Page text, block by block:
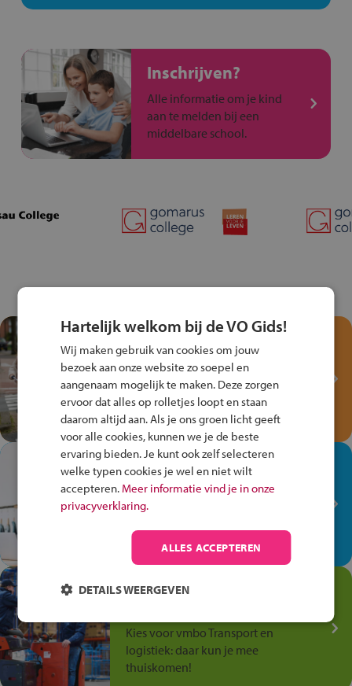
Inschrijven?
Alle informatie om je kind
aan te melden bij een
middelbare school.
Test je kennis met het
Fiets Veilig
Verkeersspel!
Speel het Fiets Veilig Verkeersspel
en win een Cortina-fiets!
In de winkel ben je op je
plek!
Ontdek via het vmbo jouw talent
anders is!
Jouw talent in de
Kies voor vmbo Transport en
logistiek: daar kun je mee
thuiskomen!
Hartelijk welkom bij de VO Gids!
Wij maken gebruik van cookies om jouw
bezoek aan onze website zo soepel en
aangenaam mogelijk te maken. Deze zorgen
ervoor dat alles op rolletjes loopt en staan
daarom altijd aan. Als je ons groen licht geeft
voor alle cookies, kunnen we je de beste
ervaring bieden. Je kunt ook zelf selecteren
welke typen cookies je wel en niet wilt
accepteren. Meer informatie vind je in onze
privacyverklaring.
ALLES ACCEPTEREN
DETAILS WEERGEVEN